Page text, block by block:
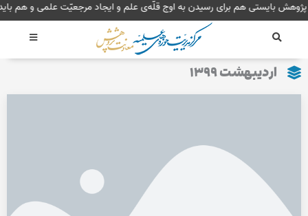
پرش
به
پژوهش بایستی هم برای رسیدن به اوج قلّه‌ی علم و ایجاد مرجعیّت علمی و هم
اردیبهشت ۱۳۹۹